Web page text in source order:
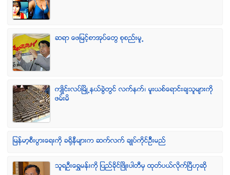
ဆရာ ေဖျမင့္စာအုပ္ေတြ စုစည္းမူ႕
က်ဳိင္းလပ္ၿမိဳ႕နယ္ခြဲတြင္ လက္နက္၊ မူးယစ္ေရာင္းခ်သူမ်ားကို
ဖမ္းမိ
ျမန္မာ့စီးပြားေရးကို ခရိုနီမ်ားက ဆက္လက္ ခ်ဳပ္ကိုင္ဥိီးမည္
သူရဦးေရႊမန္းကို ျပည္ခိုင္ျဖိဳးပါတီမွ ထုတ္ပယ္လိုက္ျပီဟုဆို